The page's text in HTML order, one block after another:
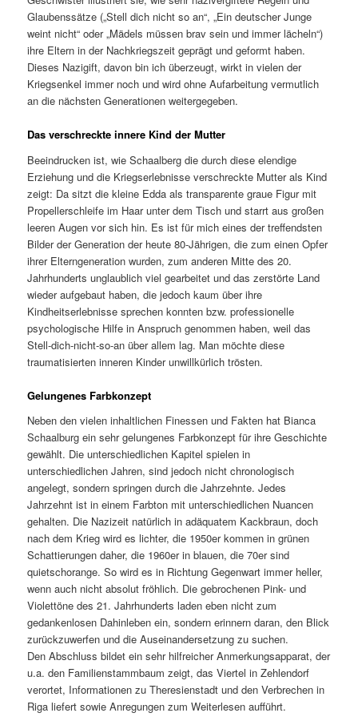
Glaubenssätze („Stell dich nicht so an“, „Ein deutscher Junge
weint nicht“ oder „Mädels müssen brav sein und immer lächeln“)
ihre Eltern in der Nachkriegszeit geprägt und geformt haben.
Dieses Nazigift, davon bin ich überzeugt, wirkt in vielen der
Kriegsenkel immer noch und wird ohne Aufarbeitung vermutlich
an die nächsten Generationen weitergegeben.
Das verschreckte innere Kind der Mutter
Beeindrucken ist, wie Schaalberg die durch diese elendige
Erziehung und die Kriegserlebnisse verschreckte Mutter als Kind
zeigt: Da sitzt die kleine Edda als transparente graue Figur mit
Propellerschleife im Haar unter dem Tisch und starrt aus großen
leeren Augen vor sich hin. Es ist für mich eines der treffendsten
Bilder der Generation der heute 80-Jährigen, die zum einen Opfer
ihrer Elterngeneration wurden, zum anderen Mitte des 20.
Jahrhunderts unglaublich viel gearbeitet und das zerstörte Land
wieder aufgebaut haben, die jedoch kaum über ihre
Kindheitserlebnisse sprechen konnten bzw. professionelle
psychologische Hilfe in Anspruch genommen haben, weil das
Stell-dich-nicht-so-an über allem lag. Man möchte diese
traumatisierten inneren Kinder unwillkürlich trösten.
Gelungenes Farbkonzept
Neben den vielen inhaltlichen Finessen und Fakten hat Bianca
Schaalburg ein sehr gelungenes Farbkonzept für ihre Geschichte
gewählt. Die unterschiedlichen Kapitel spielen in
unterschiedlichen Jahren, sind jedoch nicht chronologisch
angelegt, sondern springen durch die Jahrzehnte. Jedes
Jahrzehnt ist in einem Farbton mit unterschiedlichen Nuancen
gehalten. Die Nazizeit natürlich in adäquatem Kackbraun, doch
nach dem Krieg wird es lichter, die 1950er kommen in grünen
Schattierungen daher, die 1960er in blauen, die 70er sind
quietschorange. So wird es in Richtung Gegenwart immer heller,
wenn auch nicht absolut fröhlich. Die gebrochenen Pink- und
Violettöne des 21. Jahrhunderts laden eben nicht zum
gedankenlosen Dahinleben ein, sondern erinnern daran, den Blick
zurückzuwerfen und die Auseinandersetzung zu suchen.
Den Abschluss bildet ein sehr hilfreicher Anmerkungsapparat, der
u.a. den Familienstammbaum zeigt, das Viertel in Zehlendorf
verortet, Informationen zu Theresienstadt und den Verbrechen in
Riga liefert sowie Anregungen zum Weiterlesen aufführt.